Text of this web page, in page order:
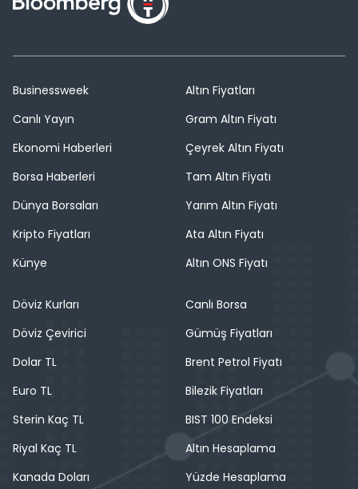
Businessweek
Canlı Yayın
Ekonomi Haberleri
Borsa Haberleri
Dünya Borsaları
Kripto Fiyatları
Künye
Altın Fiyatları
Gram Altın Fiyatı
Çeyrek Altın Fiyatı
Tam Altın Fiyatı
Yarım Altın Fiyatı
Ata Altın Fiyatı
Altın ONS Fiyatı
Döviz Kurları
Döviz Çevirici
Dolar TL
Euro TL
Sterin Kaç TL
Riyal Kaç TL
Kanada Doları
Canlı Borsa
Gümüş Fiyatları
Brent Petrol Fiyatı
Bilezik Fiyatları
BIST 100 Endeksi
Altın Hesaplama
Yüzde Hesaplama